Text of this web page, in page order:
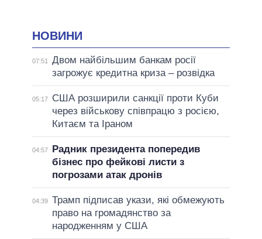
НОВИНИ
07:51
Двом найбільшим банкам росії
загрожує кредитна криза – розвідка
05:17
США розширили санкції проти Куби
через військову співпрацю з росією,
Китаєм та Іраном
04:57
Радник президента попередив
бізнес про фейкові листи з
погрозами атак дронів
04:39 Трамп підписав укази, які обмежують
право на громадянство за
народженням у США